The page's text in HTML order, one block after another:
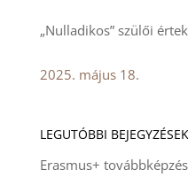
„Nulladikos” szülői
2025. május 18.
LEGUTÓBBI BEJEGYZÉSEK
Erasmus+